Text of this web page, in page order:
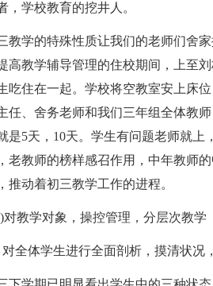
，学校教育的挖井人。
学的特殊性质让我们的老师们舍家
高教学辅导管理的住校期间，上至
吃住在一起。学校将空教室安上床
任、舍务老师和我们三年组全体教
是5天，10天。学生有问题老师就
老教师的榜样感召作用，中年教师
推动着初三教学工作的进程。
学对象，操控管理，分层次教学
体学生进行全面剖析，摸清状况，